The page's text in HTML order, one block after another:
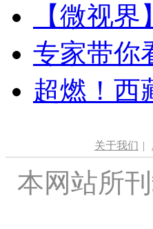
【微视
专家带你
超燃！西
关于我们 |
本网站所